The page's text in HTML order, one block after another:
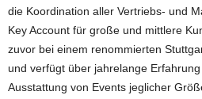
die Koordination aller Vertriebs- und
Key Account für große und mittlere
zuvor bei einem renommierten
und verfügt über jahrelange
Ausstattung von Events jeglicher